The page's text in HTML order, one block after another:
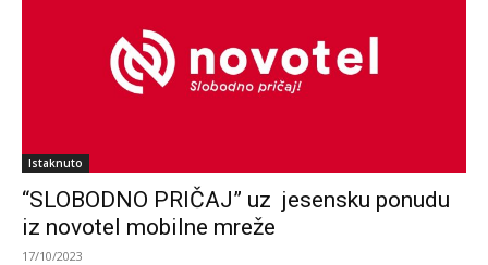
Istaknuto
“SLOBODNO PRIČAJ” uz jesensku ponudu
iz novotel mobilne mreže
17/10/2023